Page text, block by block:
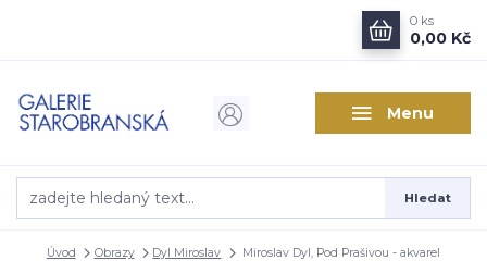
Menu
Hledat
0 ks
0,00 Kč
Úvod Obrazy Dyl Miroslav Miroslav Dyl, Pod Prašivou - akvarel